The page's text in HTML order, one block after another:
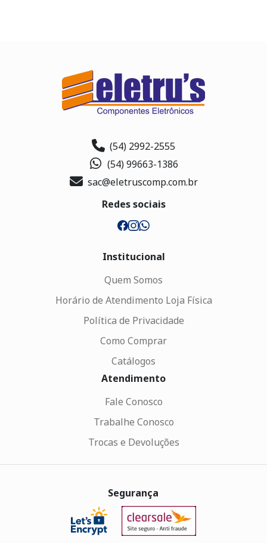
(54) 2992-2555
(54) 99663-1386
sac@eletruscomp.com.br
Redes sociais
Institucional
Quem Somos
Horário de Atendimento Loja Física
Política de Privacidade
Como Comprar
Catálogos
Atendimento
Fale Conosco
Trabalhe Conosco
Trocas e Devoluções
Segurança